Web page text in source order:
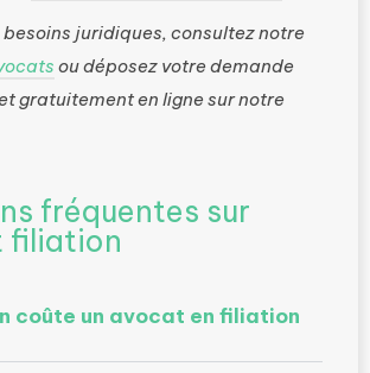
besoins juridiques, consultez notre
ou déposez votre demande
gratuitement en ligne sur notre
fréquentes sur
filiation
coûte un avocat en filiation